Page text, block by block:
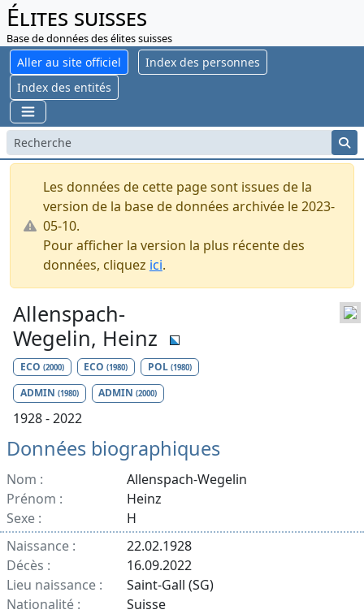
Élites suisses
Base de données des élites suisses
Aller au site officiel
Index des personnes
Index des entités
Les données de cette page sont issues de la
version de la base de données archivée le 2023-
05-10.
Pour afficher la version la plus récente des
données, cliquez ici.
Allenspach-
Wegelin, Heinz
ECO (2000) ECO(1980) POL (1980)
ADMIN (1980) ADMIN(2000)
1928 - 2022
Données biographiques
Nom :
Allenspach-Wegelin
Prénom :
Heinz
Sexe :
H
Naissance :
22.02.1928
Décès :
16.09.2022
Lieu naissance :
Saint-Gall (SG)
Nationalité :
Suisse